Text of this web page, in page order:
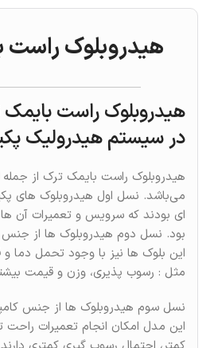
هیدروبلوک راست
هیدروبلوک راست
در سیستم هیدرولیک
هیدروبلوک راست بایمک ترک از
می‌باشد. نسل اول هیدروبلوک های
ای بودند که سرویس و تعمیرات آن
بود. نسل دوم هیدروبلوک ها از
این بلوک ها نیز با وجود تحمل دما و
مثل : رسوب پذیری، وزن و قیمت
نسل سوم هیدروبلوک ها از جنس
این مدل امکان انجام تعمیرات